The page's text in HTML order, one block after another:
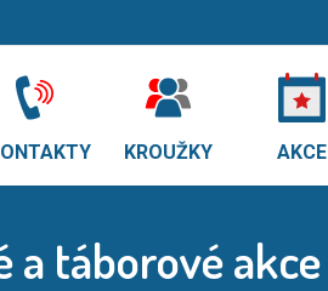
KROUŽKY AKCE
a táborové akce